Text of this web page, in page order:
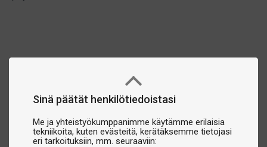
Sinä päätät henkilötiedoistasi
Me ja yhteistyökumppanimme käytämme erilaisia
tekniikoita, kuten evästeitä, kerätäksemme tietojasi
eri tarkoituksiin, mm. seuraaviin: